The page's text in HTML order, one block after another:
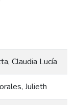
Claudia Lucía
Julieth